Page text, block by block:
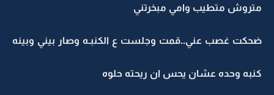
متروش متطيب وامي مبخرتني
ضحكت غصب عني..قمت وجلست ع الكنبـه وصار بيني وبينه
كنبه وحده عشان يحس ان ريحته حلوه